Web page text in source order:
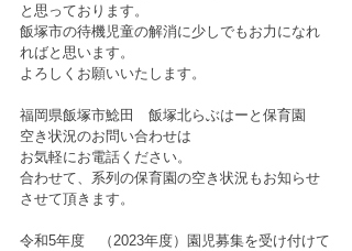
と思っております。
飯塚市の待機児童の解消に少しでもお力になれ
ればと思います。
よろしくお願いいたします。
福岡県飯塚市鯰田　飯塚北らぶはーと保育園
空き状況のお問い合わせは
お気軽にお電話ください。
合わせて、系列の保育園の空き状況もお知らせ
させて頂きます。
令和5年度　（2023年度）園児募集を受け付けて